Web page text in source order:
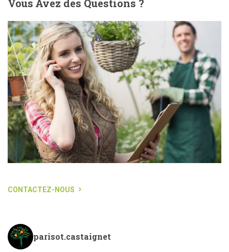
VousAvez des Questions ?
CONTACTEZ-NOUS
parisot.castaignet